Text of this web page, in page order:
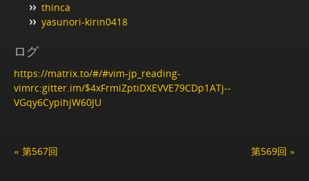
thinca
yasunori-kirin0418
ログ
https://matrix.to/#/#vim-jp_reading-
vimrc:gitter.im/$4xFrmiZptiDXEVVE79CDp1ATj--
VGqy6CypihjW60JU
« 第567回 第569回 »